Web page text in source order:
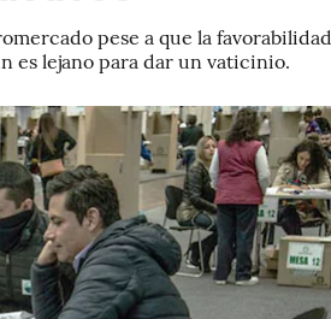
pese a que la favorabilidad
es lejano para dar un vaticinio.